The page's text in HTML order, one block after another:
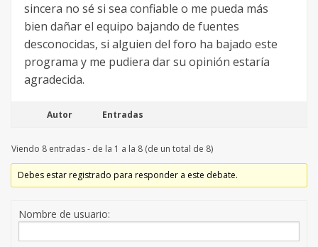
sincera no sé si sea confiable o me pueda más
bien dañar el equipo bajando de fuentes
desconocidas, si alguien del foro ha bajado este
programa y me pudiera dar su opinión estaría
agradecida.
Autor Entradas
Viendo 8 entradas - de la 1 a la 8 (de un total de 8)
Debes estar registrado para responder a este debate.
Nombre de usuario: